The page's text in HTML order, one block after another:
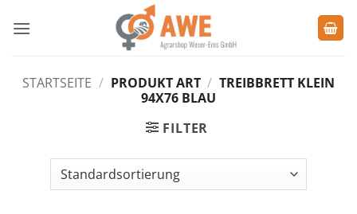
Inhalt
STARTSEITE / PRODUKT ART / TREIBBRETT KLEIN
94X76 BLAU
FILTER